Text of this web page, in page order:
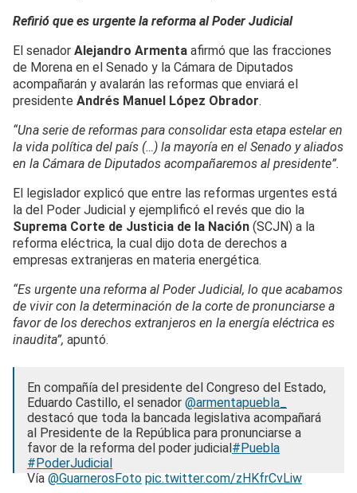
Refirió que es urgente la reforma al Poder Judicial
El senador Alejandro Armenta afirmó que las fracciones
de Morena en el Senado y la Cámara de Diputados
acompañarán y avalarán las reformas que enviará el
presidente Andrés Manuel López Obrador.
“Una serie de reformas para consolidar esta etapa estelar en
la vida política del país (…) la mayoría en el Senado y aliados
en la Cámara de Diputados acompañaremos al presidente”.
El legislador explicó que entre las reformas urgentes está
la del Poder Judicial y ejemplificó el revés que dio la
Suprema Corte de Justicia de la Nación (SCJN) a la
reforma eléctrica, la cual dijo dota de derechos a
empresas extranjeras en materia energética.
“Es urgente una reforma al Poder Judicial, lo que acabamos
de vivir con la determinación de la corte de pronunciarse a
favor de los derechos extranjeros en la energía eléctrica es
inaudita”, apuntó.
En compañía del presidente del Congreso del Estado,
Eduardo Castillo, el senador @armentapuebla_
destacó que toda la bancada legislativa acompañará
al Presidente de la República para pronunciarse a
favor de la reforma del poder judicial#Puebla
#PoderJudicial
Vía @GuarnerosFoto pic.twitter.com/zHKfrCvLiw